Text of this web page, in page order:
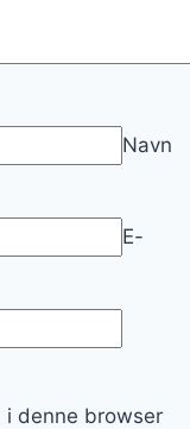
Navn
E-
i denne browser